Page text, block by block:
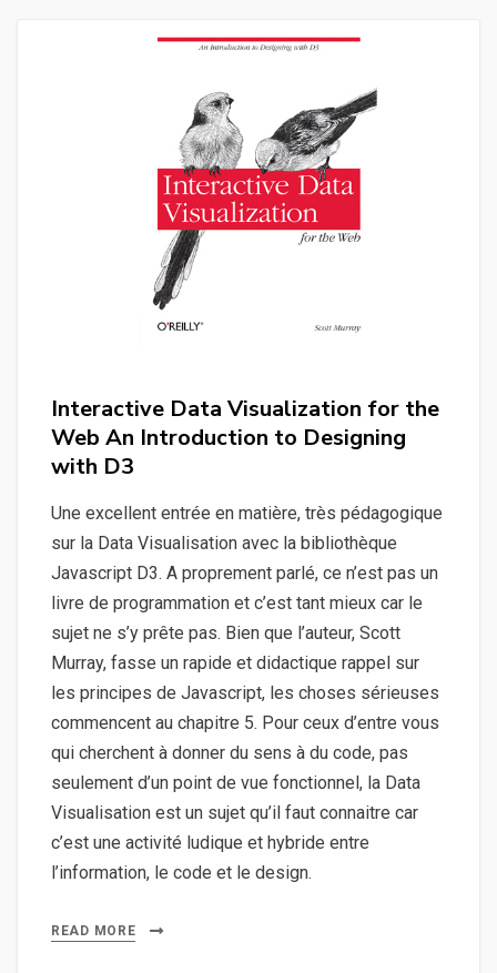
Interactive Data Visualization for the
Web An Introduction to Designing
with D3
Une excellent entrée en matière, très pédagogique
sur la Data Visualisation avec la bibliothèque
Javascript D3. A proprement parlé, ce n’est pas un
livre de programmation et c’est tant mieux car le
sujet ne s’y prête pas. Bien que l’auteur, Scott
Murray, fasse un rapide et didactique rappel sur
les principes de Javascript, les choses sérieuses
commencent au chapitre 5. Pour ceux d’entre vous
qui cherchent à donner du sens à du code, pas
seulement d’un point de vue fonctionnel, la Data
Visualisation est un sujet qu’il faut connaitre car
c’est une activité ludique et hybride entre
l’information, le code et le design.
READ MORE